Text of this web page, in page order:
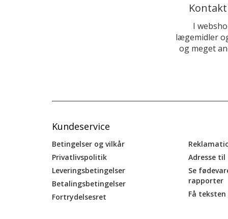
I
lægemidler
og meget
Kundeservice
Betingelser og vilkår
Privatlivspolitik
Leveringsbetingelser
Betalingsbetingelser
Fortrydelsesret
Adresse
Se
rapporter
Få